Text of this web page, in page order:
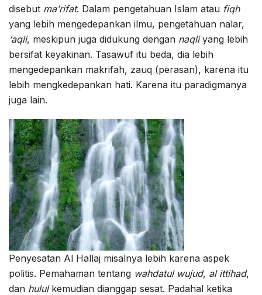
disebut ma’rifat. Dalam pengetahuan Islam atau fiqh
yang lebih mengedepankan ilmu, pengetahuan nalar,
‘aqli, meskipun juga didukung dengan naqliyang lebih
bersifat keyakinan. Tasawuf itu beda, dia lebih
mengedepankan makrifah, zauq (perasan), karena itu
lebih mengkedepankan hati. Karena itu paradigmanya
juga lain.
Penyesatan Al Hallaj misalnya lebih karena aspek
politis. Pemahaman tentang wahdatul wujud, al ittihad,
dan hululkemudian dianggap sesat. Padahal ketika